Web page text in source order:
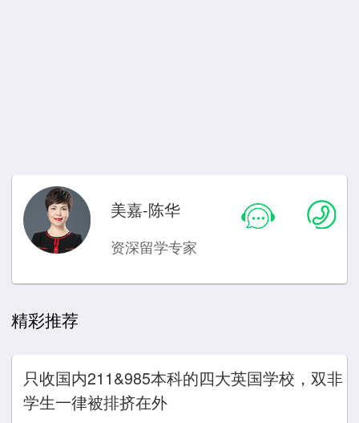
美嘉-陈华
资深留学专家
精彩推荐
只收国内211&985本科的四大英国学校，双非
学生一律被排挤在外